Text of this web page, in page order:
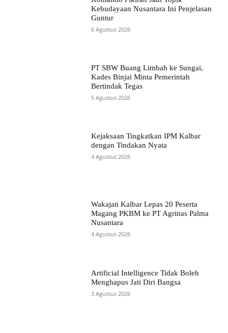
Kebudayaan Nusantara Ini Penjelasan
Guntur
6 Agustus 2026
PT SBW Buang Limbah ke Sungai,
Kades Binjai Minta Pemerintah
Bertindak Tegas
5 Agustus 2026
Kejaksaan Tingkatkan IPM Kalbar
dengan Tindakan Nyata
4 Agustus 2026
Wakajati Kalbar Lepas 20 Peserta
Magang PKBM ke PT Agrinas Palma
Nusantara
4 Agustus 2026
Artificial Intelligence Tidak Boleh
Menghapus Jati Diri Bangsa
3 Agustus 2026